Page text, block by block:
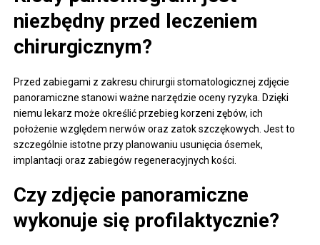
niezbędny przed leczeniem
chirurgicznym?
Przed zabiegami z zakresu chirurgii stomatologicznej zdjęcie
panoramiczne stanowi ważne narzędzie oceny ryzyka. Dzięki
niemu lekarz może określić przebieg korzeni zębów, ich
położenie względem nerwów oraz zatok szczękowych. Jest to
szczególnie istotne przy planowaniu usunięcia ósemek,
implantacji oraz zabiegów regeneracyjnych kości.
Czy zdjęcie panoramiczne
wykonuje się profilaktycznie?